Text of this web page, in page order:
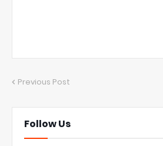
Previous Post
Follow Us